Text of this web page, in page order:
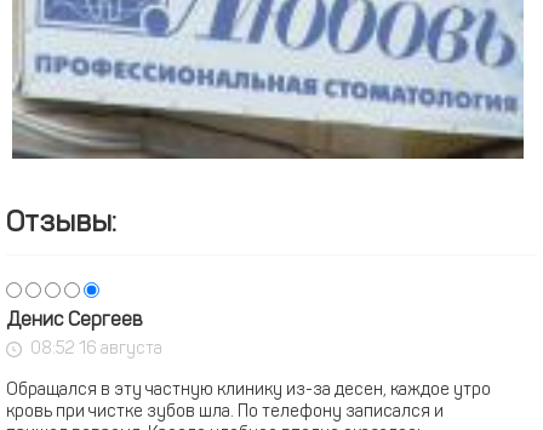
Отзывы:
Денис Сергеев
08:52 16 августа
Обращался в эту частную клинику из-за десен, каждое утро
кровь при чистке зубов шла. По телефону записался и